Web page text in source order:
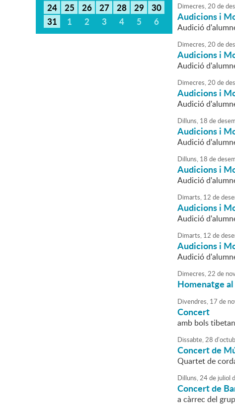
24
25 26 27 28 29
30
31
1 2 3 4 5 6
Dimecres,20 de
Audicions i
Audició
Dimecres,20 de
Audicions i
Audició
Dimecres,20 de
Audicions i
Audició
Dilluns, 18 de
Audicions i
Audició
Dilluns, 18 de
Audicions i
Audició
Dimarts, 12 de
Audicions i
Audició
Dimarts, 12 de
Audicions i
Audició
Dimecres,22 de
Homenatge
Divendres, 17 de
Concert
amb bols
Dissabte,28 d'
Concert de
Quartet de
Dilluns,24de juliol
Concert de
a càrrec del grup